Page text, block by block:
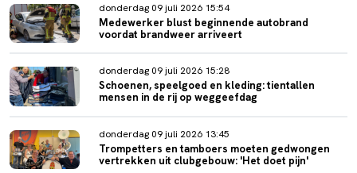
donderdag 09 juli 2026 15:54
Medewerker blust beginnende autobrand
voordat brandweer arriveert
donderdag 09 juli 2026 15:28
Schoenen, speelgoed en kleding: tientallen
mensen in de rij op weggeefdag
donderdag 09 juli 2026 13:45
Trompetters en tamboers moeten gedwongen
vertrekken uit clubgebouw: 'Het doet pijn'